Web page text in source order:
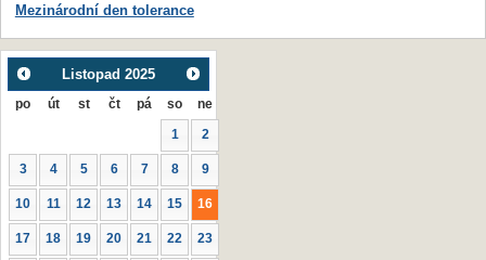
Mezinárodní den tolerance
Listopad 2025
po út st čt pá so ne
1 2
3 4 5 6 7 8 9
10 11 12 13 14 15 16
17 18 19 20 21 22 23